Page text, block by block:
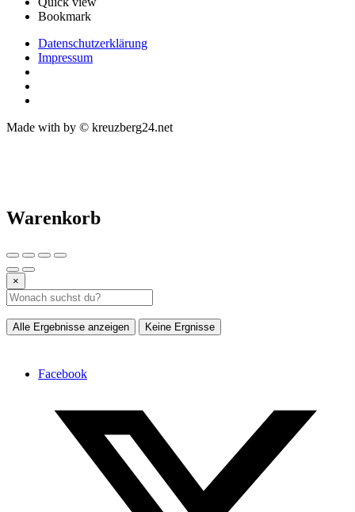
Bookmark
Datenschutzerklärung
Impressum
Made with by © kreuzberg24.net
Warenkorb
×
Alle Ergebnisse anzeigen Keine Ergnisse
Facebook